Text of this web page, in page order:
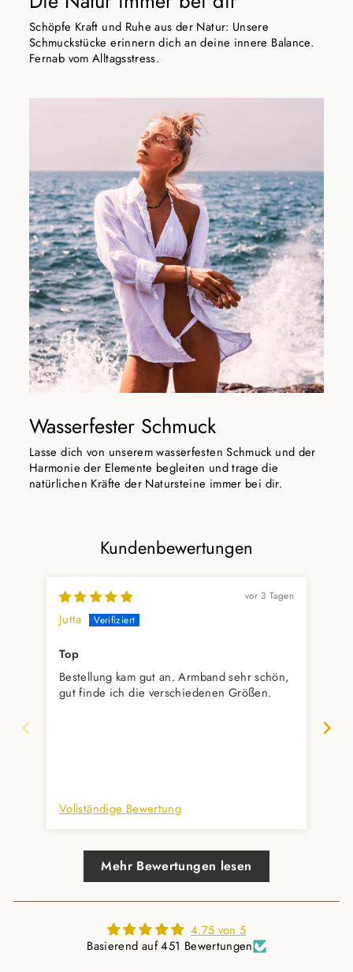
Schöpfe Kraft und Ruhe aus der Natur: Unsere
Schmuckstücke erinnern dich an deine innere Balance.
Fernab vom Alltagsstress.
Wasserfester Schmuck
Lasse dich von unserem wasserfesten Schmuck und der
Harmonie der Elemente begleiten und trage die
natürlichen Kräfte der Natursteine immer bei dir.
Kundenbewertungen
vor 3 Tagen
Jutta
Top
Bestellung kam gut an. Armband sehr schön,
gut finde ich die verschiedenen Größen.
Vollständige Bewertung
Mehr Bewertungen lesen
4.75 von 5
Basierend auf 451 Bewertungen